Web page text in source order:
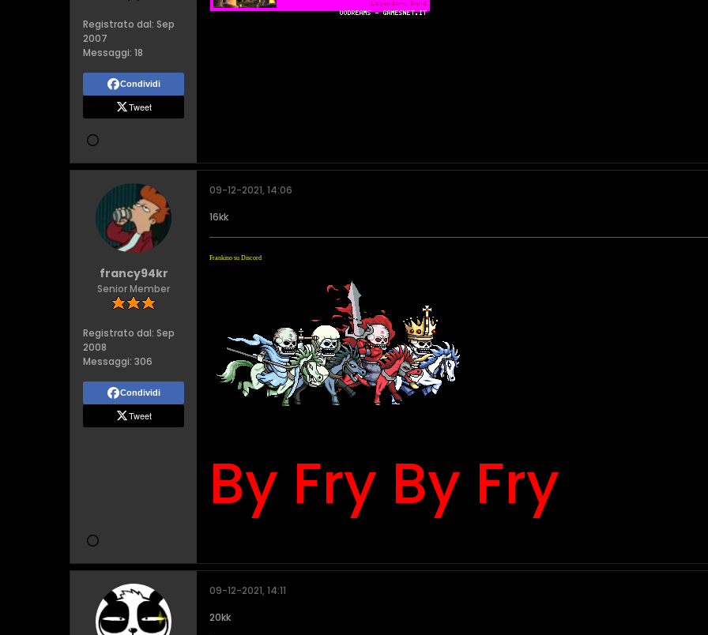
Registrato dal: Sep
2007
Messaggi: 18
Condividi
Tweet
francy94kr
Senior Member
Registrato dal: Sep
2008
Messaggi: 306
Condividi
Tweet
09-12-2021, 14:06
16kk
Frankino su Discord
By Fry By Fry
09-12-2021, 14:11
20kk